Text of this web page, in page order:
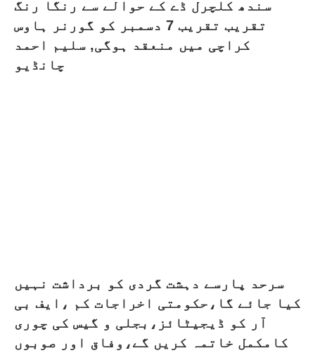
سندھ کلچرل ڈے کے حوالے سے رنگا رنگ
تقریب تقریب 7 دسمبر کو گورنر ہاوس
کراچی میں منعقد ہوگی, سلیم احمد
چانڈیو
سرحد پارسے دہشت گردی کو برداشت نہیں
کیا جائے گا،حکومتی اخراجات کم ،ایف بی
آر کو ڈیجیٹائز،بجلی و گیس کی چوری
کامکمل خاتمہ کریں گے،وفاق اور صوبوں